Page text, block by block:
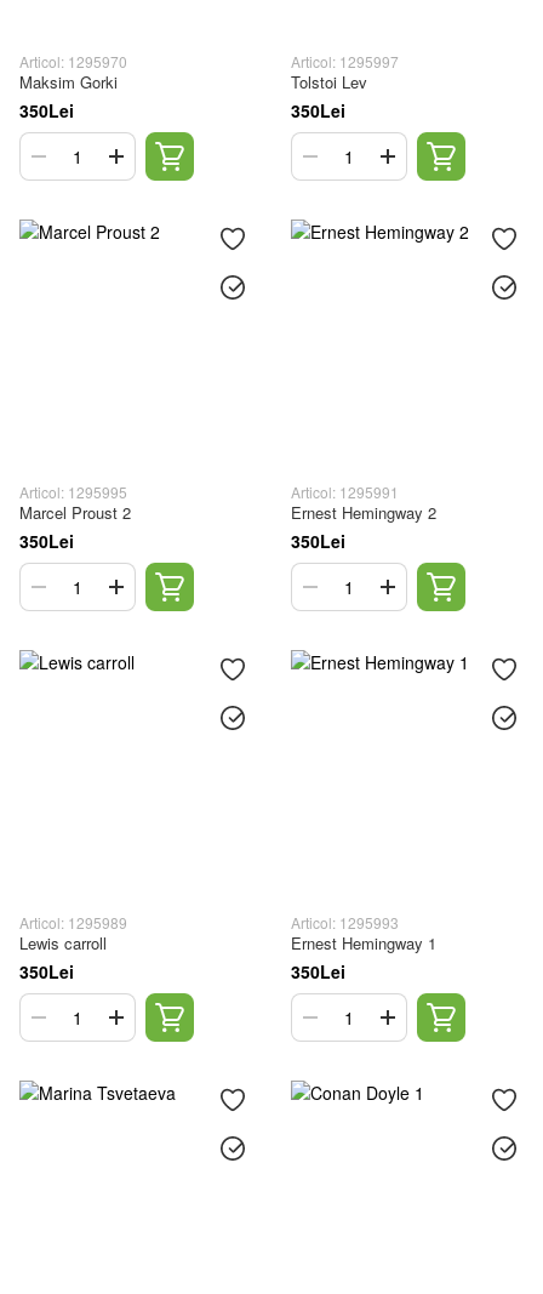
Articol: 1295970
Maksim Gorki
350Lei
Articol: 1295997
Tolstoi Lev
350Lei
Articol: 1295995
Marcel Proust 2
350Lei
Articol: 1295991
Ernest Hemingway 2
350Lei
Articol: 1295989
Lewis carroll
350Lei
Articol: 1295993
Ernest Hemingway 1
350Lei